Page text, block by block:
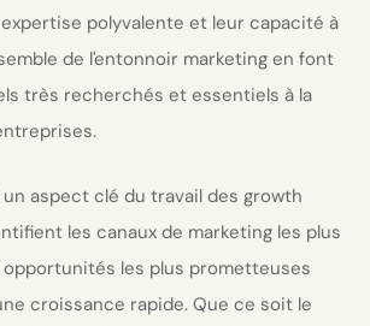
polyvalente et leur capacité à
de l'entonnoir marketing en font
très recherchés et essentiels à la
aspect clé du travail des growth
les canaux de marketing les plus
les plus prometteuses
croissance rapide. Que ce soit le